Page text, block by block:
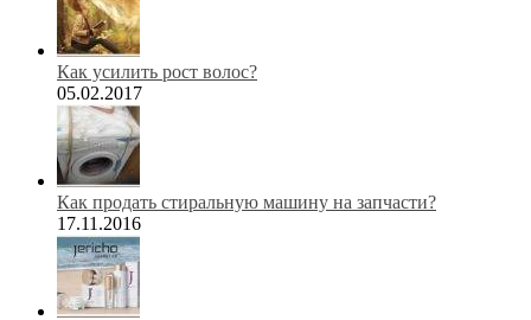
Как усилить рост волос?
05.02.2017
Как продать стиральную машину на запчасти?
17.11.2016